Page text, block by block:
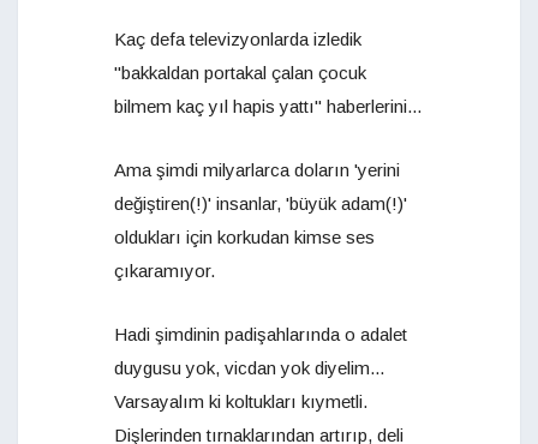
Kaç defa televizyonlarda izledik
"bakkaldan portakal çalan çocuk
bilmem kaç yıl hapis yattı" haberlerini...
Ama şimdi milyarlarca doların 'yerini
değiştiren(!)' insanlar, 'büyük adam(!)'
oldukları için korkudan kimse ses
çıkaramıyor.
Hadi şimdinin padişahlarında o adalet
duygusu yok, vicdan yok diyelim...
Varsayalım ki koltukları kıymetli.
Dişlerinden tırnaklarından artırıp, deli